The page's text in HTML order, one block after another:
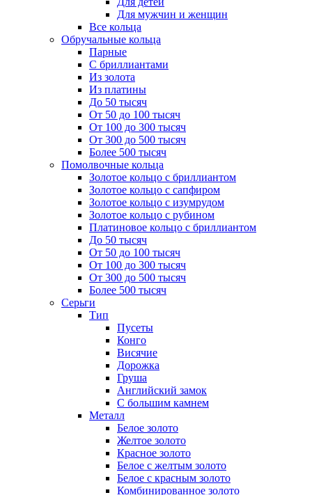
Для мужчин и женщин
Все кольца
Обручальные кольца
Парные
С бриллиантами
Из золота
Из платины
До 50 тысяч
От 50 до 100 тысяч
От 100 до 300 тысяч
От 300 до 500 тысяч
Более 500 тысяч
Помолвочные кольца
Золотое кольцо с бриллиантом
Золотое кольцо с сапфиром
Золотое кольцо с изумрудом
Золотое кольцо с рубином
Платиновое кольцо с бриллиантом
До 50 тысяч
От 50 до 100 тысяч
От 100 до 300 тысяч
От 300 до 500 тысяч
Более 500 тысяч
Серьги
Тип
Пусеты
Конго
Висячие
Дорожка
Груша
Английский замок
С большим камнем
Металл
Белое золото
Желтое золото
Красное золото
Белое с желтым золото
Белое с красным золото
Комбинированное золото